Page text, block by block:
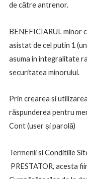
de către antrenor.
BENEFICIARUL minor
asistat de cel putin 1
asuma in integralitate
securitatea minorului.
Prin crearea si
răspunderea pentru
Cont (user și parolă)
Termenii si Conditiile
PRESTATOR, acesta